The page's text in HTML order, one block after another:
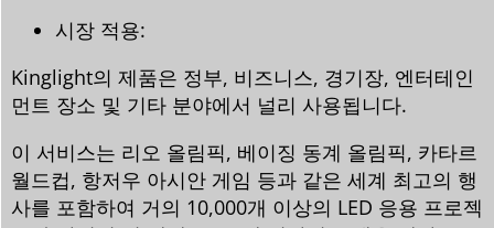
시장 적용:
Kinglight의 제품은 정부, 비즈니스, 경기장, 엔터테인
먼트 장소 및 기타 분야에서 널리 사용됩니다.
이 서비스는 리오 올림픽, 베이징 동계 올림픽, 카타르
월드컵, 항저우 아시안 게임 등과 같은 세계 최고의 행
사를 포함하여 거의 10,000개 이상의 LED 응용 프로젝